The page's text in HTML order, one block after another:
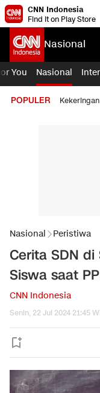
CNN Indonesia
Find it on Play Store
Nasional
You Nasional
POPULER Kekeringan
Nasional Peristiwa
Cerita SDN
Siswa saat
CNN Indonesia
Senin, 22 Jul 2024 21:45